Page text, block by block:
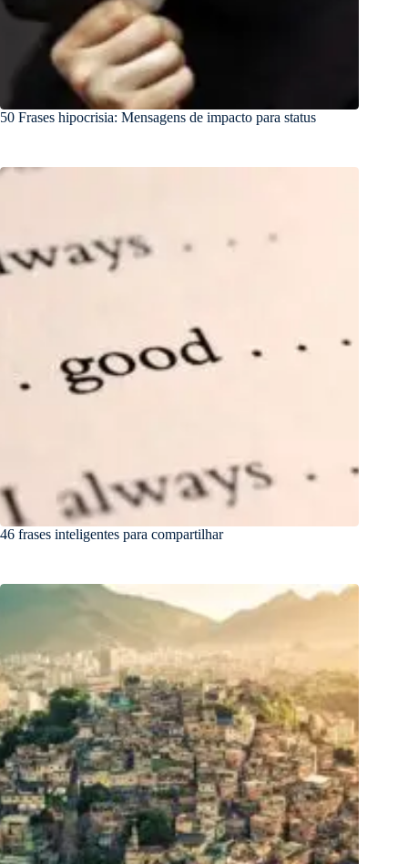
50 Frases hipocrisia: Mensagens de impacto para status
46 frases inteligentes para compartilhar